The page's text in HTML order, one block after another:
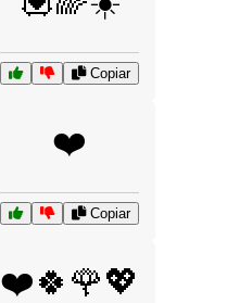
Copiar
❤️
Copiar
❤️🍀🌹💖